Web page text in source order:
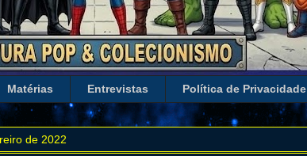
Matérias Entrevistas Política de Privacidade
de 2022